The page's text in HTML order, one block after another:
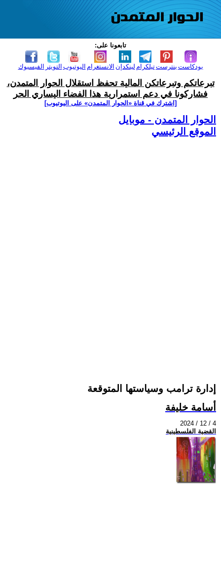
تابعونا على:
الفيسبوك التويتر اليوتيوب الانستغرام لينكدإن تيلكرامبنترست بودكاست
تبرعاتكم وتبرعاتكن المالية تحفظ استقلال الحوار المتمدن،
فشاركونا في دعم استمرارية هذا الفضاء اليساري الحر
[اشترك في قناة ‫«الحوار المتمدن» على اليوتيوب]
الحوار المتمدن - موبايل
الموقع الرئيسي
إدارة ترامب وسياستها المتوقعة
أسامة خليفة
2024 / 12 / 4
القضية الفلسطينية